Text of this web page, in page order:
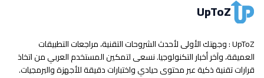
UpToZ
UpToZ : وجهتك الأولى لأحدث الشروحات التقنية، مراجعات التطبيقات
العميقة، وآخر أخبار التكنولوجيا. نسعى لتمكين المستخدم العربي من اتخاذ
قرارات تقنية ذكية عبر محتوى حيادي واختبارات دقيقة للأجهزة والبرمجيات.